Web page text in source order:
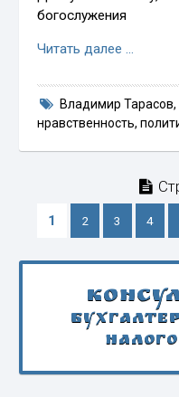
богослужения
Читать далее …
Владимир Тарасов,
нравственность,
1 2 3 4